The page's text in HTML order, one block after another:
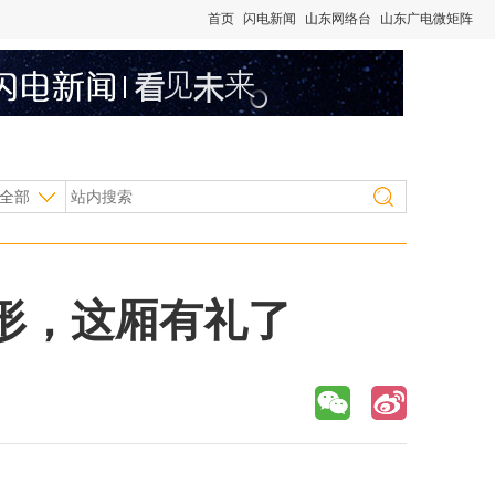
首页 闪电新闻 山东网络台 山东广电微矩阵
部
，这厢有礼了